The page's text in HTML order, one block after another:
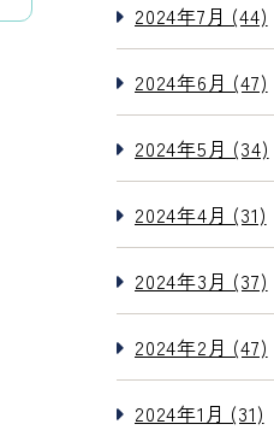
2024年7月 (44)
2024年6月 (47)
2024年5月 (34)
2024年4月 (31)
2024年3月 (37)
2024年2月 (47)
2024年1月 (31)